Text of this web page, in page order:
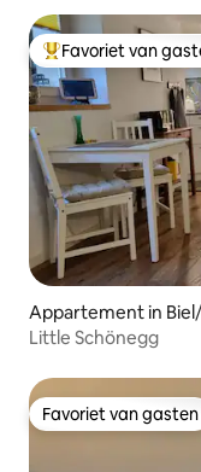
Topfavoriet van
Favoriet van
Appartement in
Little Schönegg
Favoriet van gasten
Favoriet van gasten